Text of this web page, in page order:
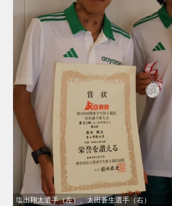
塩出翔太選手（左）、太田蒼生選手（右）